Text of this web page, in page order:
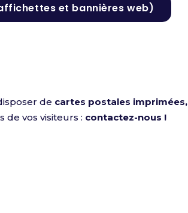
et bannières web)
de cartes postales imprimées,
de vos visiteurs : contactez-nous !